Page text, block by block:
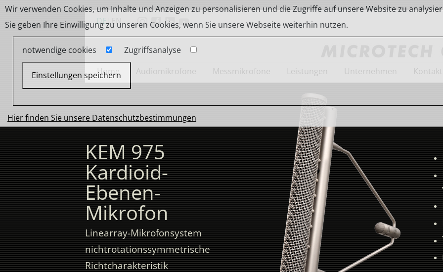
Wir verwenden Cookies, um Inhalte und Anzeigen zu personalisieren und die Zugriffe auf unsere Website zu
Sie geben Ihre Einwilligung zu unseren Cookies, wenn Sie unsere Webseite weiterhin nutzen.
notwendige cookies Zugriffsanalyse
Einstellungen speichern
Hier finden Sie unsere Datenschutzbestimmungen
DE|EN
Home Audiomikrofone Messmikrofone Leistungen Unternehmen Kontakt
KEM 975
Kardioid-
Ebenen-
Mikrofon
Linearray-Mikrofonsystem
nichtrotationssymmetrische
Richtcharakteristik